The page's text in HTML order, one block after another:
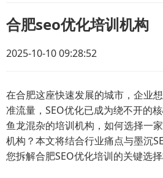
合肥seo优化培训机构
2025-10-10 09:28:52
在合肥这座快速发展的城市，企业
准流量，SEO优化已成为绕不开的
鱼龙混杂的培训机构，如何选择一
机构？本文将结合行业痛点与墨沉
您拆解合肥SEO优化培训的关键选择